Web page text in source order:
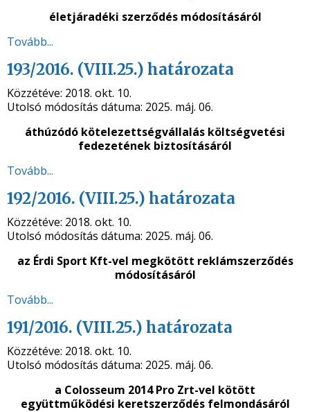
életjáradéki szerződés módosításáról
Tovább...
193/2016. (VIII.25.) határozata
Közzétéve: 2018. okt. 10.
Utolsó módosítás dátuma: 2025. máj. 06.
áthúzódó kötelezettségvállalás költségvetési
fedezetének biztosításáról
Tovább...
192/2016. (VIII.25.) határozata
Közzétéve: 2018. okt. 10.
Utolsó módosítás dátuma: 2025. máj. 06.
az Érdi Sport Kft-vel megkötött reklámszerződés
módosításáról
Tovább...
191/2016. (VIII.25.) határozata
Közzétéve: 2018. okt. 10.
Utolsó módosítás dátuma: 2025. máj. 06.
a Colosseum 2014 Pro Zrt-vel kötött
együttműködési keretszerződés felmondásáról